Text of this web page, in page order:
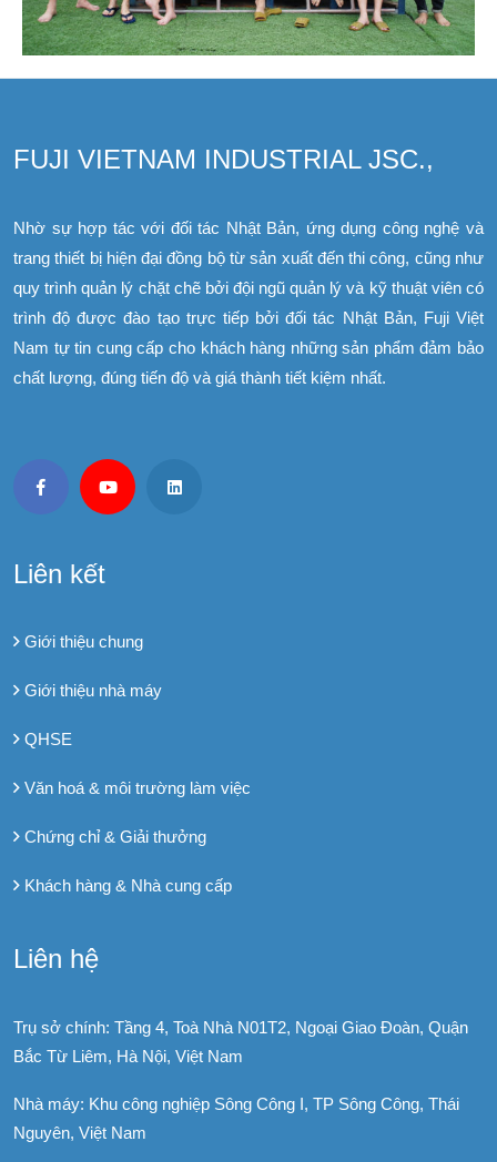
FUJI VIETNAM INDUSTRIAL JSC.,
Nhờ sự hợp tác với đối tác Nhật Bản, ứng dụng công nghệ và
trang thiết bị hiện đại đồng bộ từ sản xuất đến thi công, cũng như
quy trình quản lý chặt chẽ bởi đội ngũ quản lý và kỹ thuật viên có
trình độ được đào tạo trực tiếp bởi đối tác Nhật Bản, Fuji Việt
Nam tự tin cung cấp cho khách hàng những sản phẩm đảm bảo
chất lượng, đúng tiến độ và giá thành tiết kiệm nhất.
Liên kết
Giới thiệu chung
Giới thiệu nhà máy
QHSE
Văn hoá & môi trường làm việc
Chứng chỉ & Giải thưởng
Khách hàng & Nhà cung cấp
Liên hệ
Trụ sở chính: Tầng 4, Toà Nhà N01T2, Ngoại Giao Đoàn, Quận
Bắc Từ Liêm, Hà Nội, Việt Nam
Nhà máy: Khu công nghiệp Sông Công I, TP Sông Công, Thái
Nguyên, Việt Nam